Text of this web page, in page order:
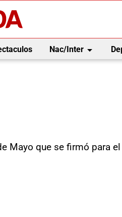
Nac/Interarrow_drop_down
Mayo que se firmó para